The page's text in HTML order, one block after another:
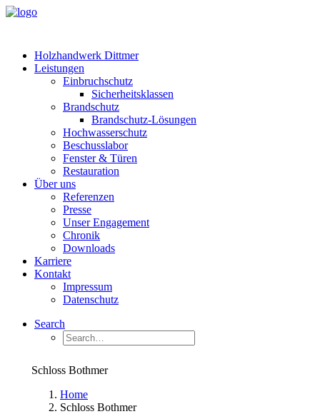
Holzhandwerk Dittmer
Leistungen
Einbruchschutz
Sicherheitsklassen
Brandschutz
Brandschutz-Lösungen
Hochwasserschutz
Beschusslabor
Fenster & Türen
Restauration
Über uns
Referenzen
Presse
Unser Engagement
Chronik
Downloads
Karriere
Kontakt
Impressum
Datenschutz
Search
Schloss Bothmer
Home
Schloss Bothmer